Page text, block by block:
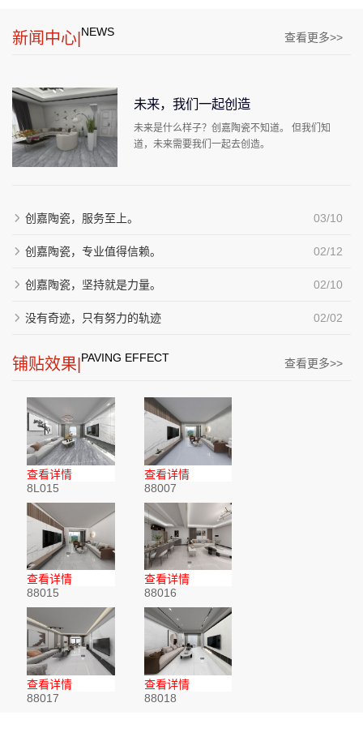
NEWS
新闻中心| 查看更多>>
未来，我们一起创造
未来是什么样子？创嘉陶瓷不知道。 但我们知
道，未来需要我们一起去创造。
创嘉陶瓷，服务至上。 03/10
创嘉陶瓷，专业值得信赖。 02/12
创嘉陶瓷，坚持就是力量。 02/10
没有奇迹，只有努力的轨迹 02/02
PAVING EFFECT
铺贴效果| 查看更多>>
查看详情
8L015
查看详情
88007
查看详情
88015
查看详情
88016
查看详情
88017
查看详情
88018